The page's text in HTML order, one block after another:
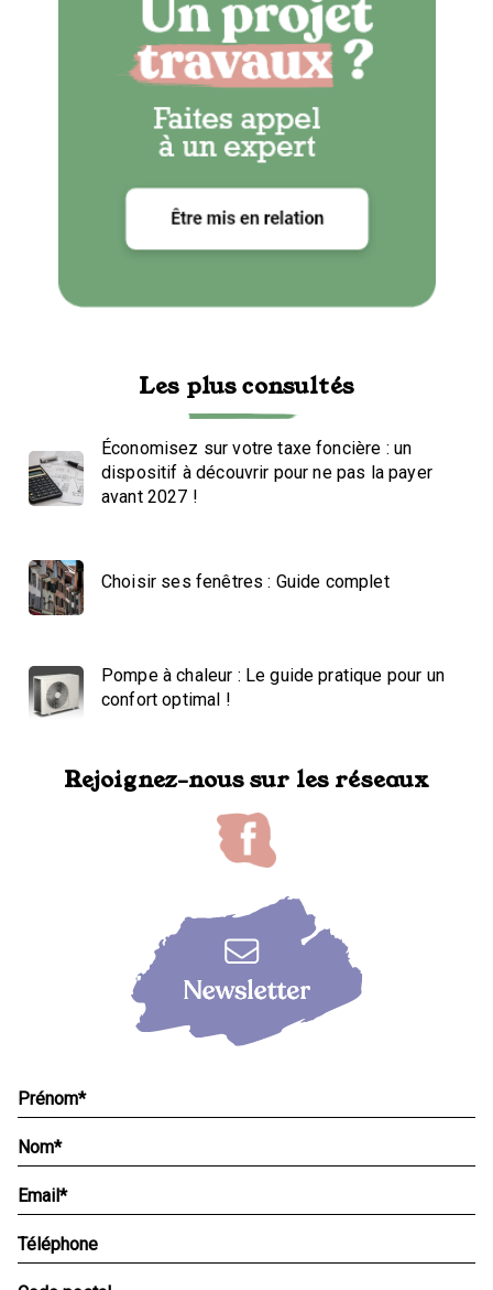
Les plus consultés
Économisez sur votre taxe foncière : un
dispositif à découvrir pour ne pas la payer
avant 2027 !
Choisir ses fenêtres : Guide complet
Pompe à chaleur : Le guide pratique pour un
confort optimal !
Rejoignez-nous sur les réseaux